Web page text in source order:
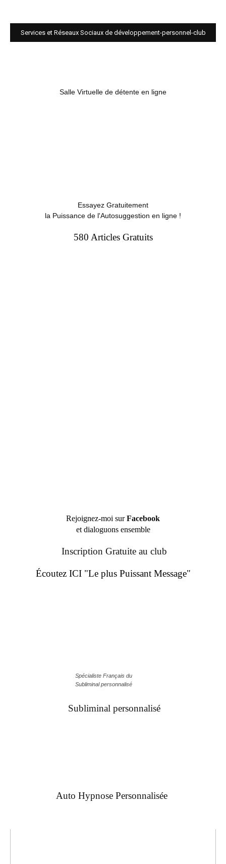
Services et Réseaux Sociaux de développement-personnel-club
Salle Virtuelle de détente en ligne
Essayez Gratuitement
la Puissance de l'Autosuggestion en ligne !
580 Articles Gratuits
Rejoignez-moi surFacebook
et dialoguons ensemble
Inscription Gratuite au club
Écoutez ICI "Le plus Puissant Message"
Spécialiste Français du
Subliminal personnalisé
Subliminal personnalisé
Auto Hypnose Personnalisée